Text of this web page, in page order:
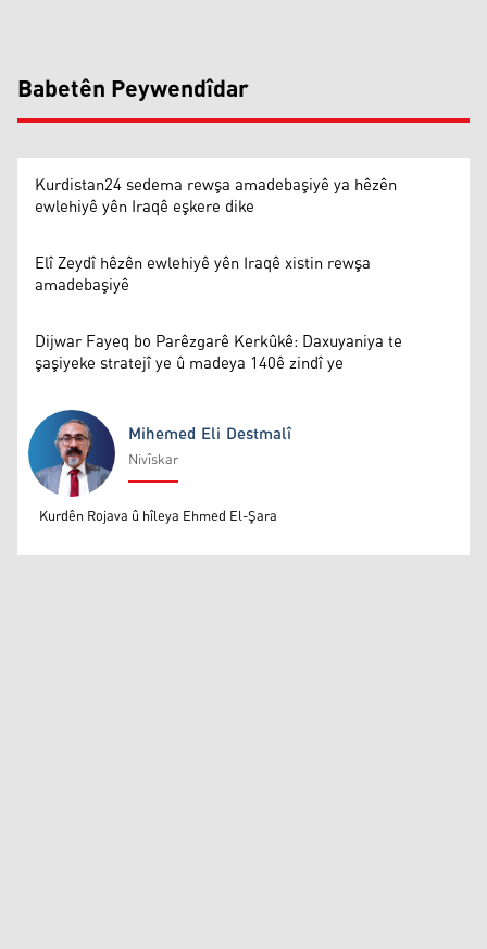
Babetên Peywendîdar
Kurdistan24 sedema rewşa amadebaşiyê ya hêzên
ewlehiyê yên Iraqê eşkere dike
Elî Zeydî hêzên ewlehiyê yên Iraqê xistin rewşa
amadebaşiyê
Dijwar Fayeq bo Parêzgarê Kerkûkê: Daxuyaniya te
şaşiyeke stratejî ye û madeya 140ê zindî ye
Mihemed Eli Destmalî
Mihemed Eli Destmalî
Nivîskar
Kurdên Rojava û hîleya Ehmed El-Şara